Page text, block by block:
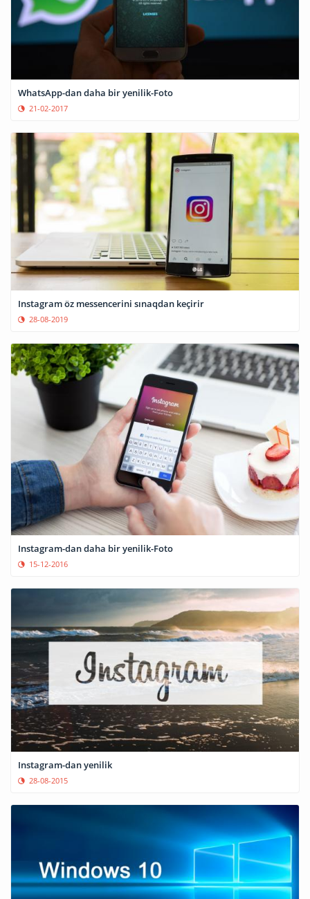
WhatsApp-dan daha bir yenilik-Foto
21-02-2017
Instagram öz messencerini sınaqdan keçirir
28-08-2019
Instagram-dan daha bir yenilik-Foto
15-12-2016
Instagram-dan yenilik
28-08-2015